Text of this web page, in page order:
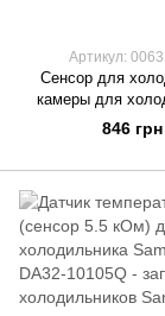
Артикул:
Сенсор для
камеры для
Bosch846 грн